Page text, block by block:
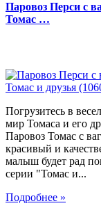
Паровоз Перси с
Томас …
Погрузитесь в
мир Томаса и его
Паровоз Томас с
красивый и
малыш будет рад
серии "Томас и...
Подробнее »